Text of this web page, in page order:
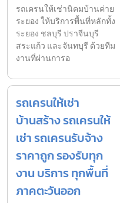
รถเครนให้เช่านิคมบ้านค่าย
ระยอง ให้บริการพื้นที่หลักทั้ง
ระยอง ชลบุรี ปราจีนบุรี
สระแก้ว และจันทบุรี ด้วยทีม
งานที่ผ่านการอ
รถเครนให้เช่า
บ้านสร้าง รถเครนให้
เช่า รถเครนรับจ้าง
ราคาถูก รองรับทุก
งาน บริการ ทุกพื้นที่
ภาคตะวันออก